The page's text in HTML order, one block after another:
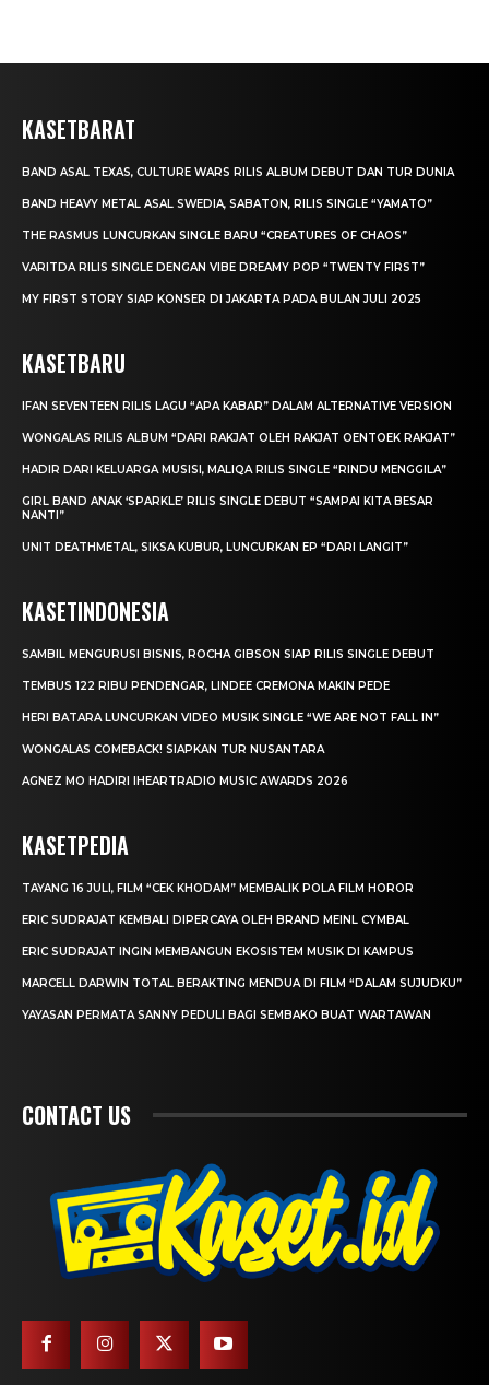
KASETBARAT
BAND ASAL TEXAS, CULTURE WARS RILIS ALBUM DEBUT DAN TUR DUNIA
BAND HEAVY METAL ASAL SWEDIA, SABATON, RILIS SINGLE “YAMATO”
THE RASMUS LUNCURKAN SINGLE BARU “CREATURES OF CHAOS”
VARITDA RILIS SINGLE DENGAN VIBE DREAMY POP “TWENTY FIRST”
MY FIRST STORY SIAP KONSER DI JAKARTA PADA BULAN JULI 2025
KASETBARU
IFAN SEVENTEEN RILIS LAGU “APA KABAR” DALAM ALTERNATIVE VERSION
WONGALAS RILIS ALBUM “DARI RAKJAT OLEH RAKJAT OENTOEK RAKJAT”
HADIR DARI KELUARGA MUSISI, MALIQA RILIS SINGLE “RINDU MENGGILA”
GIRL BAND ANAK ‘SPARKLE’ RILIS SINGLE DEBUT “SAMPAI KITA BESAR
NANTI”
UNIT DEATHMETAL, SIKSA KUBUR, LUNCURKAN EP “DARI LANGIT”
KASETINDONESIA
SAMBIL MENGURUSI BISNIS, ROCHA GIBSON SIAP RILIS SINGLE DEBUT
TEMBUS 122 RIBU PENDENGAR, LINDEE CREMONA MAKIN PEDE
HERI BATARA LUNCURKAN VIDEO MUSIK SINGLE “WE ARE NOT FALL IN”
WONGALAS COMEBACK! SIAPKAN TUR NUSANTARA
AGNEZ MO HADIRI IHEARTRADIO MUSIC AWARDS 2026
KASETPEDIA
TAYANG 16 JULI, FILM “CEK KHODAM” MEMBALIK POLA FILM HOROR
ERIC SUDRAJAT KEMBALI DIPERCAYA OLEH BRAND MEINL CYMBAL
ERIC SUDRAJAT INGIN MEMBANGUN EKOSISTEM MUSIK DI KAMPUS
MARCELL DARWIN TOTAL BERAKTING MENDUA DI FILM “DALAM SUJUDKU”
YAYASAN PERMATA SANNY PEDULI BAGI SEMBAKO BUAT WARTAWAN
CONTACT US